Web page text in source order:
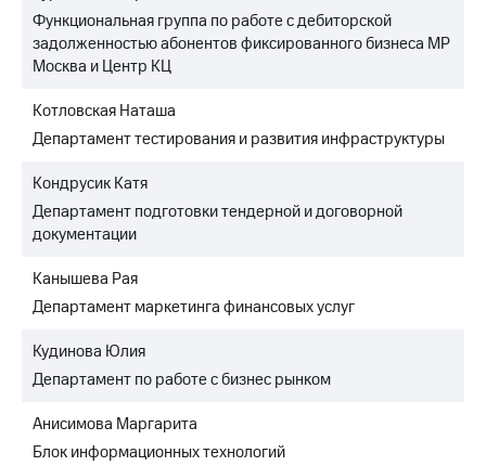
Функциональная группа по работе с дебиторской
задолженностью абонентов фиксированного бизнеса МР
Москва и Центр КЦ
Котловская Наташа
Департамент тестирования и развития инфраструктуры
Кондрусик Катя
Департамент подготовки тендерной и договорной
документации
Канышева Рая
Департамент маркетинга финансовых услуг
Кудинова Юлия
Департамент по работе с бизнес рынком
Анисимова Маргарита
Блок информационных технологий